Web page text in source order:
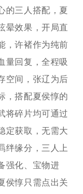
的三人搭配，夏
晕效果，开局直
，许褚作为纯前
量回复，全程吸
空间，张辽为后
，搭配夏侯惇的
将碎片均可通过
定获取，无需大
绊缘分，三人上
强化、宝物进
侯惇只需点出关